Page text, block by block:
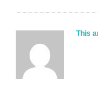
This